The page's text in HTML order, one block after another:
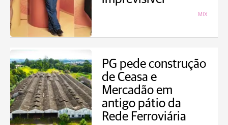
MIX
PG pede construção
de Ceasa e
Mercadão em
antigo pátio da
Rede Ferroviária